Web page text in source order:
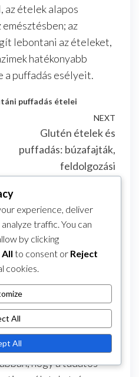
az ételek alapos
az
lebontani az ételeket,
hatékonyabb
a puffadás esélyeit.
puffadás ételei
NEXT
Glutén ételek és
puffadás: búzafajták,
feldolgozási
lelkesedésű és
megérteni a
feltérképezésére és az
gyakorlati
utáni puffadás
hogy a tudatos
experience, deliver
traffic. You can
by clicking
to consent or Reject
cookies.
All
All